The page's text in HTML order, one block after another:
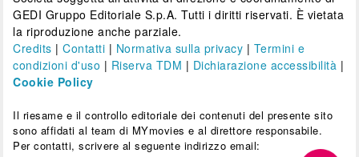
GEDI Gruppo Editoriale S.p.A. Tutti i diritti riservati. È vietata
la riproduzione anche parziale.
Credits |Contatti | Normativa sulla privacy | Termini e
condizioni d'uso | Riserva TDM | Dichiarazione accessibilità |
Cookie Policy
Il riesame e il controllo editoriale dei contenuti del presente sito
sono affidati al team di MYmovies e al direttore responsabile.
Per contatti, scrivere al seguente indirizzo email: